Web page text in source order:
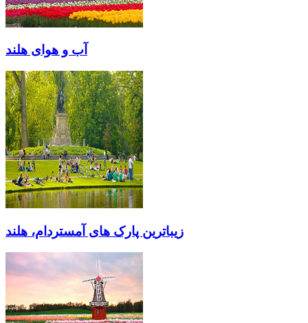
آب و هوای هلند
زیباترین پارک های آمستردام، هلند